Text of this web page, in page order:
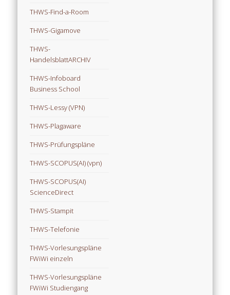
THWS-Find-a-Room
THWS-Gigamove
THWS-
HandelsblattARCHIV
THWS-Infoboard
Business School
THWS-Lessy (VPN)
THWS-Plagaware
THWS-Prüfungspläne
THWS-SCOPUS(AI) (vpn)
THWS-SCOPUS(AI)
ScienceDirect
THWS-Stampit
THWS-Telefonie
THWS-Vorlesungspläne
FWiWi einzeln
THWS-Vorlesungspläne
FWiWi Studiengang